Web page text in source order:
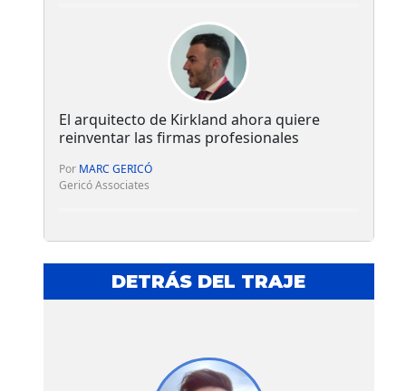
El arquitecto de Kirkland ahora quiere
reinventar las firmas profesionales
Por MARC GERICÓ
Gericó Associates
DETRÁS DEL TRAJE